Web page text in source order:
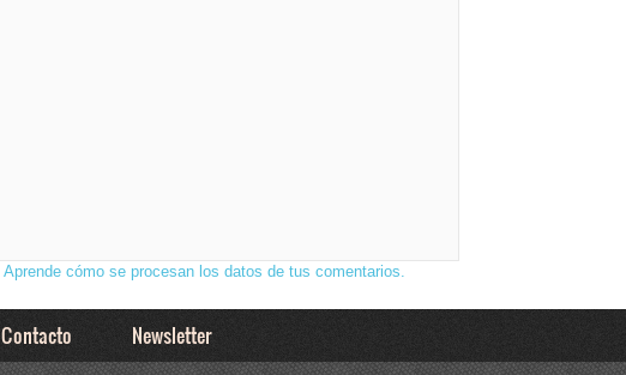
Aprende cómo se procesan los datos de tus comentarios.
Contacto Newsletter